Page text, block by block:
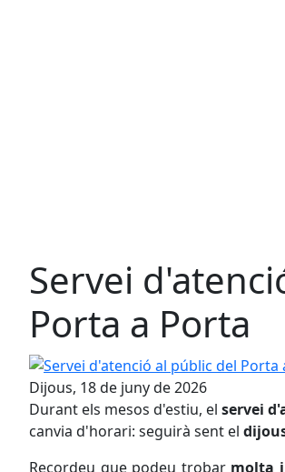
Servei
Porta a Porta
Servei d'atenció al públic del Porta a
Dijous, 18 de juny de 2026
Durant els mesos d'estiu, el servei
canvia d'horari: seguirà sent el
Recordeu que podeu trobarmolta